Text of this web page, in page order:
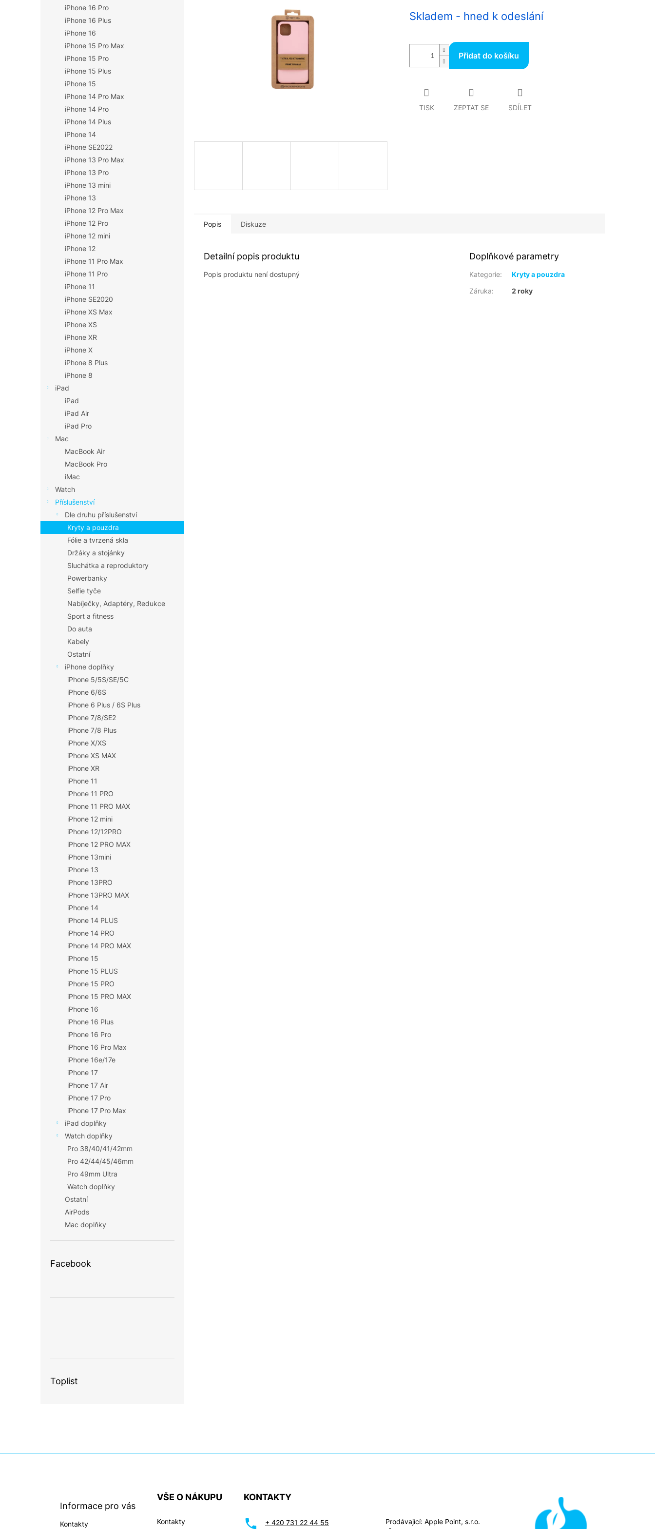
iPhone 16 Pro
iPhone 16 Plus
iPhone 16
iPhone 15 Pro Max
iPhone 15 Pro
iPhone 15 Plus
iPhone 15
iPhone 14 Pro Max
iPhone 14 Pro
iPhone 14 Plus
iPhone 14
iPhone SE2022
iPhone 13 Pro Max
iPhone 13 Pro
iPhone 13 mini
iPhone 13
iPhone 12 Pro Max
iPhone 12 Pro
iPhone 12 mini
iPhone 12
iPhone 11 Pro Max
iPhone 11 Pro
iPhone 11
iPhone SE2020
iPhone XS Max
iPhone XS
iPhone XR
iPhone X
iPhone 8 Plus
iPhone 8
iPad
iPad
iPad Air
iPad Pro
Mac
MacBook Air
MacBook Pro
iMac
Watch
Příslušenství
Dle druhu příslušenství
Kryty a pouzdra
Fólie a tvrzená skla
Držáky a stojánky
Sluchátka a reproduktory
Powerbanky
Selfie tyče
Nabíječky, Adaptéry, Redukce
Sport a fitness
Do auta
Kabely
Ostatní
iPhone doplňky
iPhone 5/5S/SE/5C
iPhone 6/6S
iPhone 6 Plus / 6S Plus
iPhone 7/8/SE2
iPhone 7/8 Plus
iPhone X/XS
iPhone XS MAX
iPhone XR
iPhone 11
iPhone 11 PRO
iPhone 11 PRO MAX
iPhone 12 mini
iPhone 12/12PRO
iPhone 12 PRO MAX
iPhone 13mini
iPhone 13
iPhone 13PRO
iPhone 13PRO MAX
iPhone 14
iPhone 14 PLUS
iPhone 14 PRO
iPhone 14 PRO MAX
iPhone 15
iPhone 15 PLUS
iPhone 15 PRO
iPhone 15 PRO MAX
iPhone 16
iPhone 16 Plus
iPhone 16 Pro
iPhone 16 Pro Max
iPhone 16e/17e
iPhone 17
iPhone 17 Air
iPhone 17 Pro
iPhone 17 Pro Max
iPad doplňky
Watch doplňky
Pro 38/40/41/42mm
Pro 42/44/45/46mm
Pro 49mm Ultra
Watch doplňky
Ostatní
AirPods
Mac doplňky
Facebook
Toplist
cena:
Skladem - hned k odeslání
Přidat do košíku
TISK ZEPTAT SE SDÍLET
Popis Diskuze
Detailní popis produktu
Popis produktu není dostupný
Doplňkové parametry
Kategorie:
Kryty a pouzdra
Záruka: 2 roky
Informace pro vás
Kontakty
VŠE O NÁKUPU
Kontakty
KONTAKTY
+ 420 731 22 44 55
Prodávající: Apple Point, s.r.o.